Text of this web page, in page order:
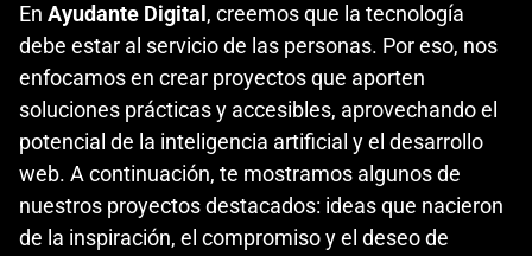
En Ayudante Digital , creemos que la tecnología
debe estar al servicio de las personas. Por eso, nos
enfocamos en crear proyectos que aporten
soluciones prácticas y accesibles, aprovechando el
potencial de la inteligencia artificial y el desarrollo
web. A continuación, te mostramos algunos de
nuestros proyectos destacados: ideas que nacieron
de la inspiración, el compromiso y el deseo de